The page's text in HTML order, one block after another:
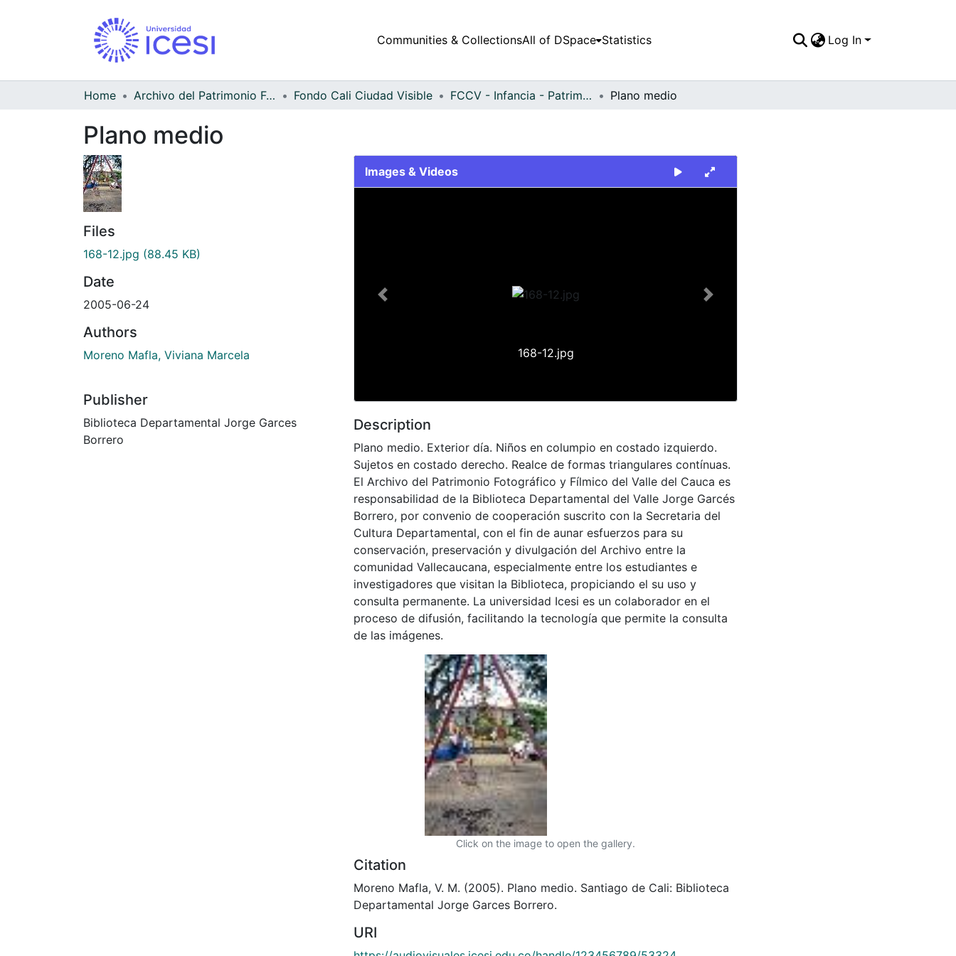
Communities & CollectionsAll of DSpace Statistics Log In
Home Archivo del Patrimonio Fotográfico y Fílmico del Valle del Cauca Fondo Cali Ciudad Visible FCCV - Infancia - Patrimonial Plano medio
Plano medio
Files
168-12.jpg (88.45 KB)
Date
2005-06-24
Authors
Moreno Mafla, Viviana Marcela
Publisher
Biblioteca Departamental Jorge Garces
Borrero
Images & Videos
168-12.jpg
Previous Next
Description
Plano medio. Exterior día. Niños en columpio en costado izquierdo.
Sujetos en costado derecho. Realce de formas triangulares contínuas.
El Archivo del Patrimonio Fotográfico y Fílmico del Valle del Cauca es
responsabilidad de la Biblioteca Departamental del Valle Jorge Garcés
Borrero, por convenio de cooperación suscrito con la Secretaria del
Cultura Departamental, con el fin de aunar esfuerzos para su
conservación, preservación y divulgación del Archivo entre la
comunidad Vallecaucana, especialmente entre los estudiantes e
investigadores que visitan la Biblioteca, propiciando el su uso y
consulta permanente. La universidad Icesi es un colaborador en el
proceso de difusión, facilitando la tecnología que permite la consulta
de las imágenes.
Click on the image to open the gallery.
Citation
Moreno Mafla, V. M. (2005). Plano medio. Santiago de Cali: Biblioteca
Departamental Jorge Garces Borrero.
URI